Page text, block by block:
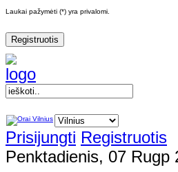
Laukai pažymėti (*) yra privalomi.
Registruotis
Prisijungti Registruotis
Penktadienis, 07 Rugp